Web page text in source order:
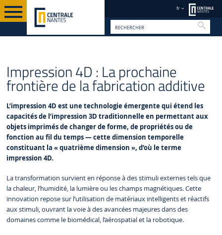
fr
Impression 4D : La prochaine
frontière de la fabrication additive
L’impression 4D est une technologie émergente qui étend les
capacités de l’impression 3D traditionnelle en permettant aux
objets imprimés de changer de forme, de propriétés ou de
fonction au fil du temps — cette dimension temporelle
constituant la « quatrième dimension », d’où le terme
impression 4D.
La transformation survient en réponse à des stimuli externes tels que
la chaleur, l’humidité, la lumière ou les champs magnétiques. Cette
innovation repose sur l’utilisation de matériaux intelligents et réactifs
aux stimuli, ouvrant la voie à des avancées majeures dans des
domaines comme le biomédical, l’aérospatial et la robotique.